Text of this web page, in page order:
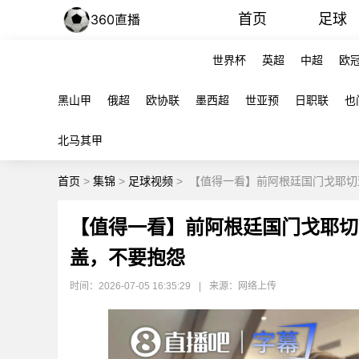
首页 足球
世界杯 英超 中超 欧
黑山甲 俄超 欧协联 墨西超 世亚预 日职联 也
北马其甲
首页 > 集锦 > 足球视频 > 【值得一看】前阿根廷国门戈耶
【值得一看】前阿根廷国门戈耶
盖，不要抱怨
时间：2026-07-05 16:35:29 来源：网络上传